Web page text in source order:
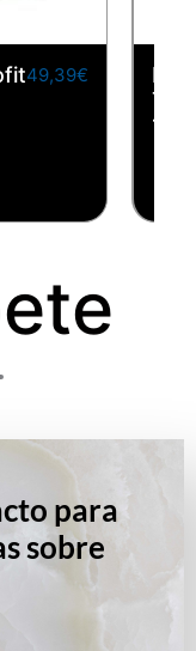
49,39€
para
sobre